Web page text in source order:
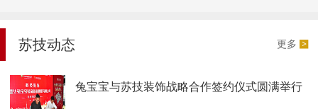
苏技动态 更多
兔宝宝与苏技装饰战略合作签约仪式圆满举行